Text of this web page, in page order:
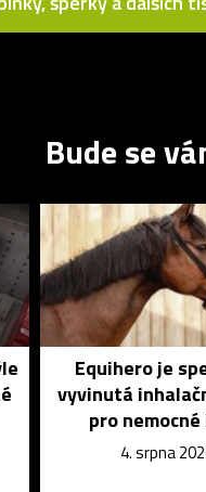
Bude se
Equihero je
vyvinutá
pro nemocné
4. srpna